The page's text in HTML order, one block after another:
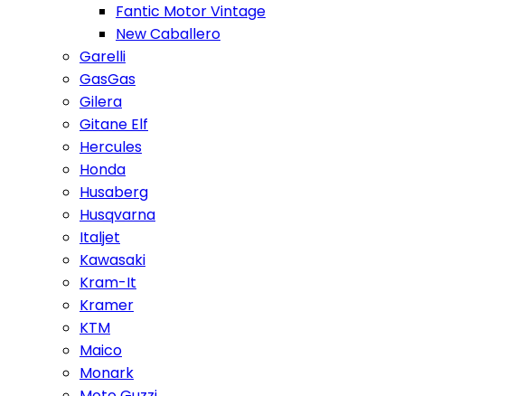
Fantic Motor Vintage
New Caballero
Garelli
GasGas
Gilera
Gitane Elf
Hercules
Honda
Husaberg
Husqvarna
Italjet
Kawasaki
Kram-It
Kramer
KTM
Maico
Monark